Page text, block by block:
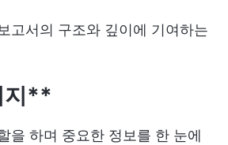
고서의 구조와 깊이에 기여하는
지**
을 하며 중요한 정보를 한 눈에